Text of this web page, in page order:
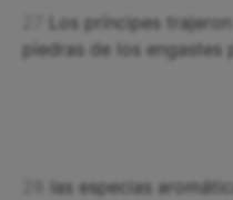
Los príncipes
piedras de los engastes
las especias